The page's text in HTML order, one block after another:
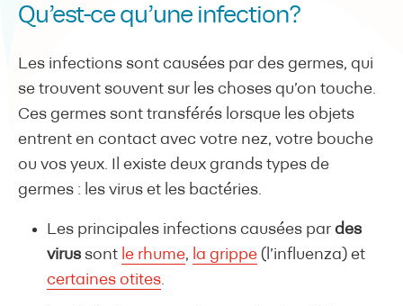
Qu’est-ce qu’une infection?
Les infections sont causées par des germes, qui
se trouvent souvent sur les choses qu’on touche.
Ces germes sont transférés lorsque les objets
entrent en contact avec votre nez, votre bouche
ou vos yeux. Il existe deux grands types de
germes : les virus et les bactéries.
Les principales infections causées par des
virus sont le rhume, la grippe (l’influenza) et
certaines otites.